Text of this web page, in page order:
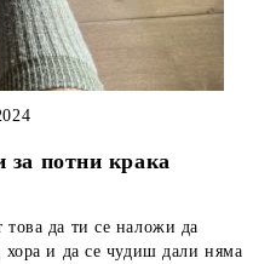
за потни крака
да ти се наложи да
хора и да се чудиш дали няма